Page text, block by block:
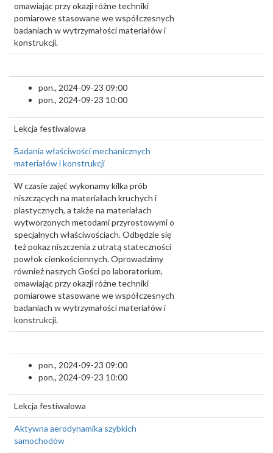
omawiając przy okazji różne techniki
pomiarowe stasowane we współczesnych
badaniach w wytrzymałości materiałów i
konstrukcji.
pon., 2024-09-23 09:00
pon., 2024-09-23 10:00
Lekcja festiwalowa
Badania właściwości mechanicznych
materiałów i konstrukcji
W czasie zajęć wykonamy kilka prób
niszczących na materiałach kruchych i
plastycznych, a także na materiałach
wytworzonych metodami przyrostowymi o
specjalnych właściwościach. Odbędzie się
też pokaz niszczenia z utratą stateczności
powłok cienkościennych. Oprowadzimy
również naszych Gości po laboratorium,
omawiając przy okazji różne techniki
pomiarowe stasowane we współczesnych
badaniach w wytrzymałości materiałów i
konstrukcji.
pon., 2024-09-23 09:00
pon., 2024-09-23 10:00
Lekcja festiwalowa
Aktywna aerodynamika szybkich
samochodów